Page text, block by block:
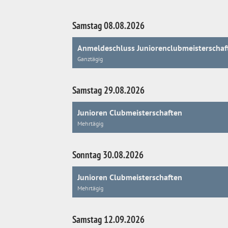
Samstag 08.08.2026
Anmeldeschluss
Ganztägig
Samstag 29.08.2026
Junioren Clubmeisterschaften
Mehrtägig
Sonntag 30.08.2026
Junioren Clubmeisterschaften
Mehrtägig
Samstag 12.09.2026